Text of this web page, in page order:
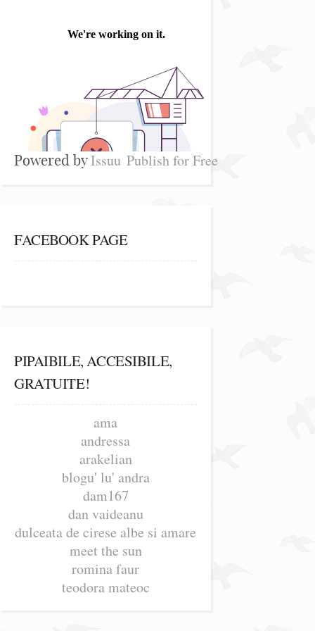
Powered byIssuu Publish for Free
FACEBOOK PAGE
PIPAIBILE, ACCESIBILE,
GRATUITE!
ama
andressa
arakelian
blogu' lu' andra
dam167
dan vaideanu
dulceata de cirese albe si amare
meet the sun
romina faur
teodora mateoc